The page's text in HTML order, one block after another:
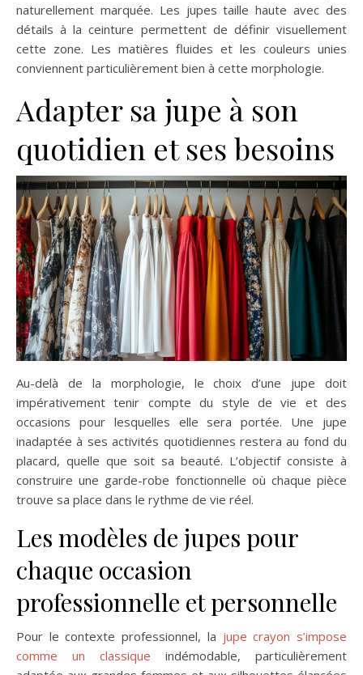
naturellement marquée. Les jupes taille haute avec des
détails à la ceinture permettent de définir visuellement
cette zone. Les matières fluides et les couleurs unies
conviennent particulièrement bien à cette morphologie.
Adapter sa jupe à son
quotidien et ses besoins
Au-delà de la morphologie, le choix d’une jupe doit
impérativement tenir compte du style de vie et des
occasions pour lesquelles elle sera portée. Une jupe
inadaptée à ses activités quotidiennes restera au fond du
placard, quelle que soit sa beauté. L’objectif consiste à
construire une garde-robe fonctionnelle où chaque pièce
trouve sa place dans le rythme de vie réel.
Les modèles de jupes pour
chaque occasion
professionnelle et personnelle
Pour le contexte professionnel, la jupe crayon s’impose
comme un classique indémodable, particulièrement